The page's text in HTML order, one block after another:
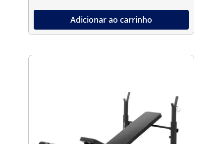
Adicionar ao carrinho